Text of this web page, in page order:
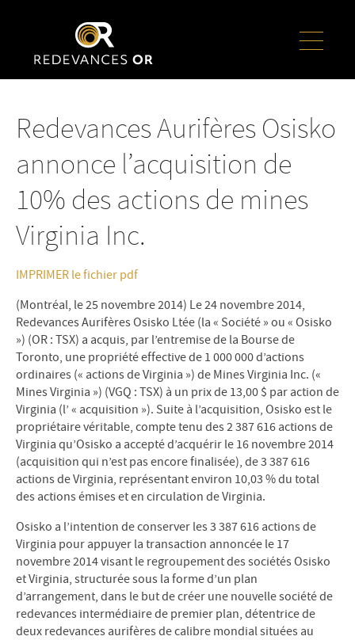
Redevances Aurifères Osisko
annonce l’acquisition de
10% des actions de mines
Virginia Inc.
IMPRIMER le fichier pdf
(Montréal, le 25 novembre 2014) Le 24 novembre 2014,
Redevances Aurifères Osisko Ltée (la « Société » ou « Osisko
») (OR : TSX) a acquis, par l’entremise de la Bourse de
Toronto, une propriété effective de 1 000 000 d’actions
ordinaires (« actions de Virginia ») de Mines Virginia Inc. («
Mines Virginia ») (VGQ : TSX) à un prix de 13,00 $ par action de
Virginia (l’ « acquisition »). Suite à l’acquisition, Osisko est le
propriétaire véritable, compte tenu des 2 387 616 actions de
Virginia qu’Osisko a accepté d’acquérir le 16 novembre 2014
(acquisition qui n’est pas encore finalisée), de 3 387 616
actions de Virginia, représentant environ 10,03 % du total
des actions émises et en circulation de Virginia.
Osisko a l’intention de conserver les 3 387 616 actions de
Virginia pour appuyer la transaction annoncée le 17
novembre 2014 visant le regroupement des sociétés Osisko
et Virginia, structurée sous la forme d’un plan
d’arrangement, dans le but de créer une nouvelle société de
redevances intermédiaire de premier plan, détentrice de
deux redevances aurifères de calibre mondial situées au